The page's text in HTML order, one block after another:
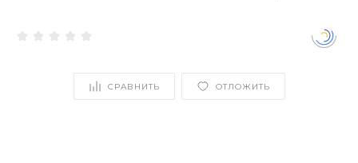
СРАВНИТЬ ОТЛОЖИТЬ